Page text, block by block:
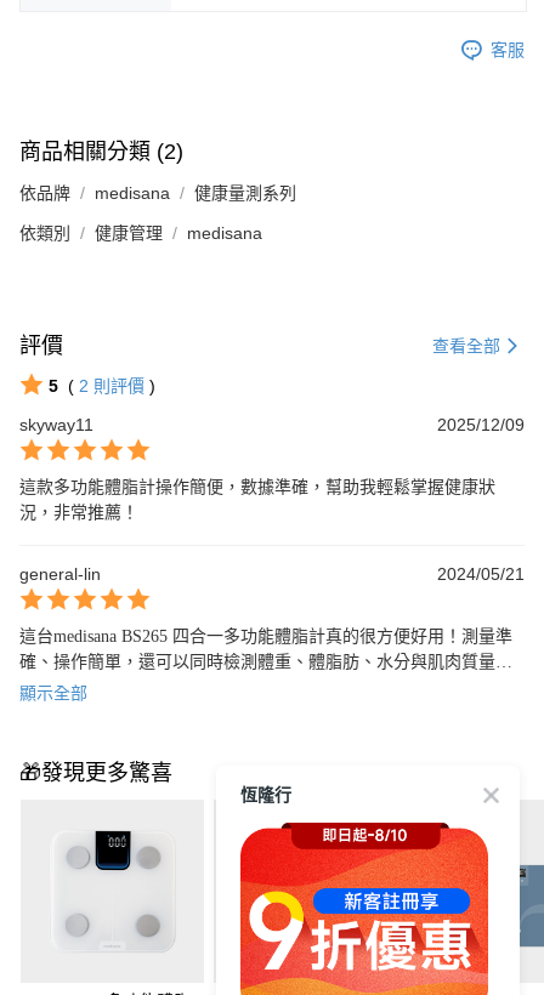
客服
商品相關分類 (2)
依品牌 medisana 健康量測系列
依類別 健康管理 medisana
評價 查看全部
5 ( 2 則評價 )
skyway11
2025/12/09
這款多功能體脂計操作簡便，數據準確，幫助我輕鬆掌握健康狀
況，非常推薦！
general-lin 2024/05/21
這台medisana BS265 四合一多功能體脂計真的很方便好用！測量準
確、操作簡單，還可以同時檢測體重、體脂肪、水分與肌肉質量。
絕對是值得推薦的好產品！
顯示全部
🎁發現更多驚喜
恆隆行